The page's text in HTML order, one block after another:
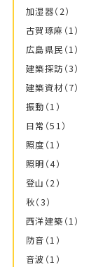
加湿器（2）
古賀琢麻 （1）
広島県民 （1）
建築探訪 （3）
建築資材（7）
振動 （1）
日常 （51）
照度 （1）
照明 （4）
登山 （2）
秋（3）
西洋建築 （1）
防音 （1）
音波 （1）